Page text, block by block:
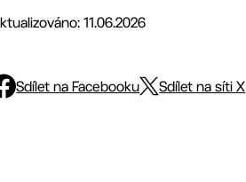
11.06.2026
Sdílet na Facebooku Sdílet na síti X